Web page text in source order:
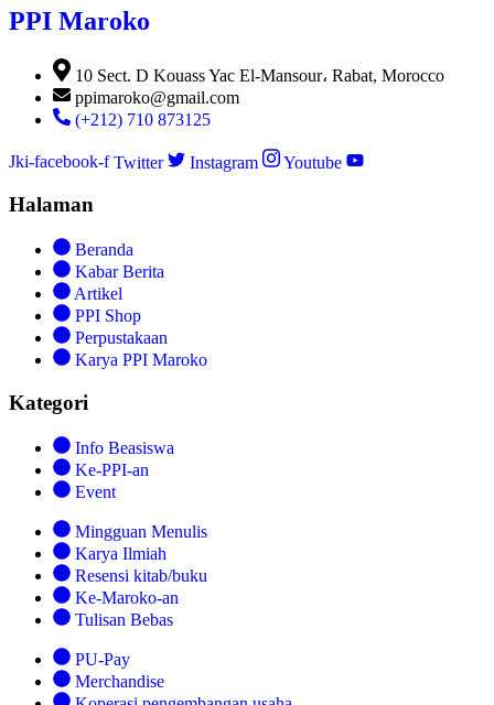
PPI Maroko
10 Sect. D Kouass Yac El-Mansour، Rabat, Morocco
ppimaroko@gmail.com
(+212) 710 873125
Jki-facebook-f Twitter Instagram Youtube
Halaman
Beranda
Kabar Berita
Artikel
PPI Shop
Perpustakaan
Karya PPI Maroko
Kategori
Info Beasiswa
Ke-PPI-an
Event
Mingguan Menulis
Karya Ilmiah
Resensi kitab/buku
Ke-Maroko-an
Tulisan Bebas
PU-Pay
Merchandise